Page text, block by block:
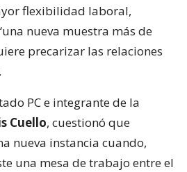
flexibilidad laboral,
nueva muestra más de
precarizar las relaciones
PC e integrante de la
Cuello, cuestionó que
nueva instancia cuando,
una mesa de trabajo entre el